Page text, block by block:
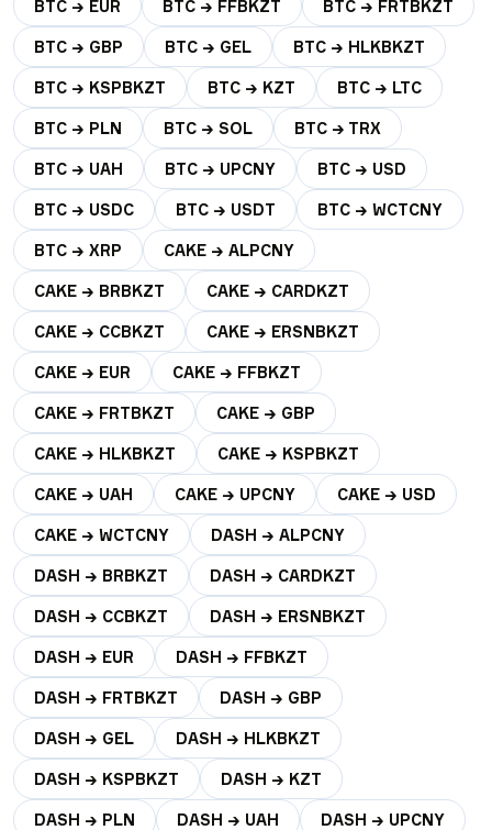
BTC → EUR BTC → FFBKZT BTC → FRTBKZT
BTC → GBP BTC → GEL BTC → HLKBKZT
BTC → KSPBKZT BTC → KZT BTC → LTC
BTC → PLN BTC → SOL BTC → TRX
BTC → UAH BTC → UPCNY BTC → USD
BTC → USDC BTC → USDT BTC → WCTCNY
BTC → XRP CAKE → ALPCNY
CAKE → BRBKZT CAKE → CARDKZT
CAKE → CCBKZT CAKE → ERSNBKZT
CAKE → EUR CAKE → FFBKZT
CAKE → FRTBKZT CAKE → GBP
CAKE → HLKBKZT CAKE → KSPBKZT
CAKE → UAH CAKE → UPCNY CAKE → USD
CAKE → WCTCNY DASH → ALPCNY
DASH → BRBKZT DASH → CARDKZT
DASH → CCBKZT DASH → ERSNBKZT
DASH → EUR DASH → FFBKZT
DASH → FRTBKZT DASH → GBP
DASH → GEL DASH → HLKBKZT
DASH → KSPBKZT DASH → KZT
DASH → PLN DASH → UAH DASH → UPCNY